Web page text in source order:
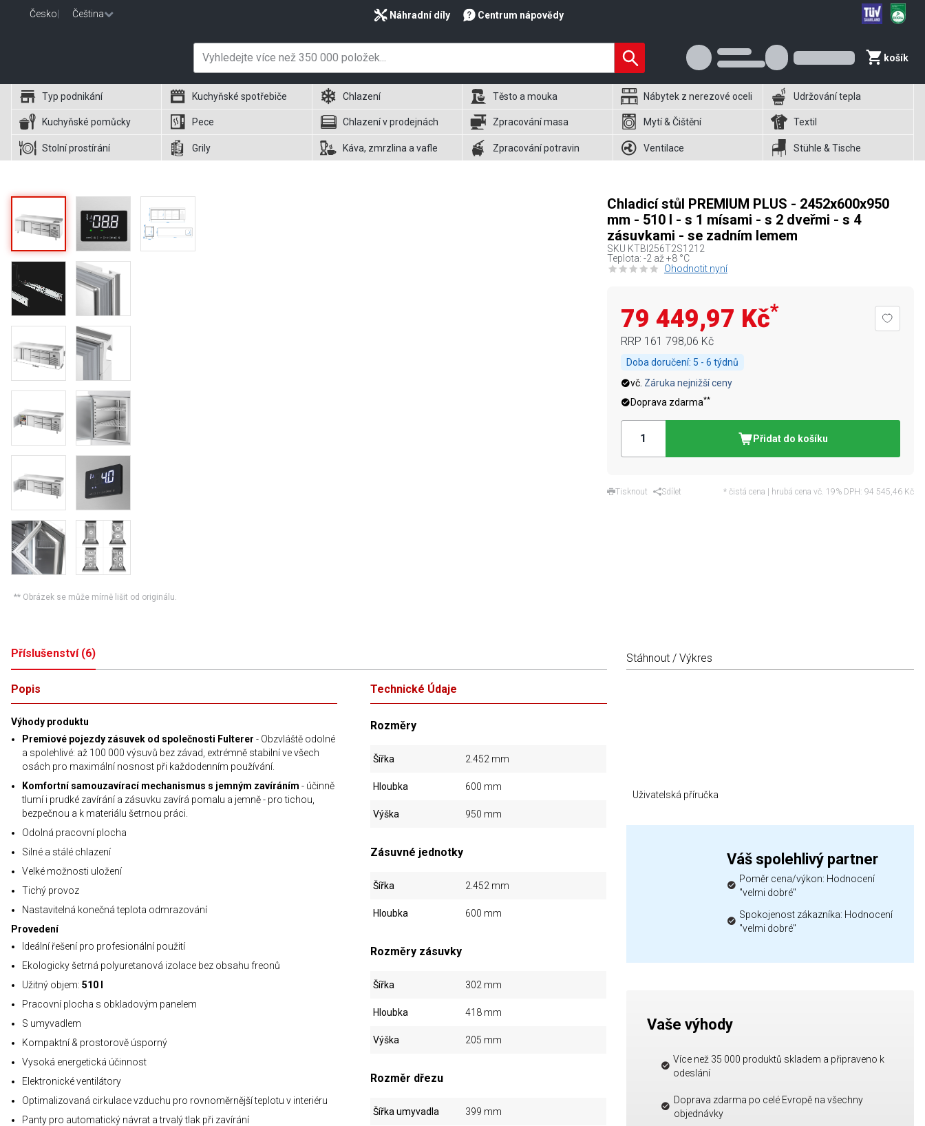
Česko Čeština Náhradní díly Centrum nápovědy
košík
Typ podnikání Kuchyňské spotřebiče Chlazení Těsto a mouka Nábytek z nerezové oceli Udržování tepla
Kuchyňské pomůcky Pece Chlazení v prodejnách Zpracování masa Mytí & Čištění Textil
Stolní prostírání Grily Káva, zmrzlina a vafle Zpracování potravin Ventilace Stühle & Tische
** Obrázek se může mírně lišit od originálu.
Chladicí stůl PREMIUM PLUS - 2452x600x950
mm - 510 l - s 1 mísami - s 2 dveřmi - s 4
zásuvkami - se zadním lemem
SKU KTBI256T2S1212
Teplota: -2 až +8 °C
Ohodnotit nyní
79 449,97 Kč*
RRP 161 798,06 Kč
Doba doručení: 5 - 6 týdnů
vč. Záruka nejnižší ceny
Doprava zdarma**
Přidat do košíku
Tisknout Sdílet * čistá cena | hrubá cena vč. 19% DPH: 94 545,46 Kč
Příslušenství(6)
Popis
Výhody produktu
Premiové pojezdy zásuvek od společnosti Fulterer - Obzvláště odolné
a spolehlivé: až 100 000 výsuvů bez závad, extrémně stabilní ve všech
osách pro maximální nosnost při každodenním používání.
Komfortní samouzavírací mechanismus s jemným zavíráním - účinně
tlumí i prudké zavírání a zásuvku zavírá pomalu a jemně - pro tichou,
bezpečnou a k materiálu šetrnou práci.
Odolná pracovní plocha
Silné a stálé chlazení
Velké možnosti uložení
Tichý provoz
Nastavitelná konečná teplota odmrazování
Provedení
Ideální řešení pro profesionální použití
Ekologicky šetrná polyuretanová izolace bez obsahu freonů
Užitný objem: 510 l
Pracovní plocha s obkladovým panelem
S umyvadlem
Kompaktní & prostorově úsporný
Vysoká energetická účinnost
Elektronické ventilátory
Optimalizovaná cirkulace vzduchu pro rovnoměrnější teplotu v interiéru
Panty pro automatický návrat a trvalý tlak při zavírání
Technické Údaje
Rozměry
Šířka 2.452 mm
Hloubka 600 mm
Výška 950 mm
Zásuvné jednotky
Šířka 2.452 mm
Hloubka 600 mm
Rozměry zásuvky
Šířka 302 mm
Hloubka 418 mm
Výška 205 mm
Rozměr dřezu
Šířka umyvadla 399 mm
Stáhnout / Výkres
Uživatelská příručka
Váš spolehlivý partner
Poměr cena/výkon: Hodnocení
"velmi dobré"
Spokojenost zákazníka: Hodnocení
"velmi dobré"
Vaše výhody
Více než 35 000 produktů skladem a připraveno k
odeslání
Doprava zdarma po celé Evropě na všechny
objednávky